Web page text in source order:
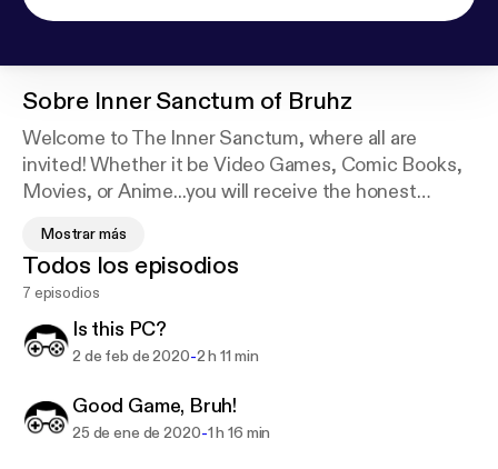
Sobre Inner Sanctum of Bruhz
Welcome to The Inner Sanctum, where all are
invited! Whether it be Video Games, Comic Books,
Movies, or Anime...you will receive the honest
mind all the topics are vulnerable to the
constructive criticism of our inner sanctum. You
have been warned.
Mostrar más
Todos los episodios
7 episodios
Is this PC?
2 de feb de 2020-2 h 11 min
Good Game, Bruh!
25 de ene de 2020-1 h 16 min